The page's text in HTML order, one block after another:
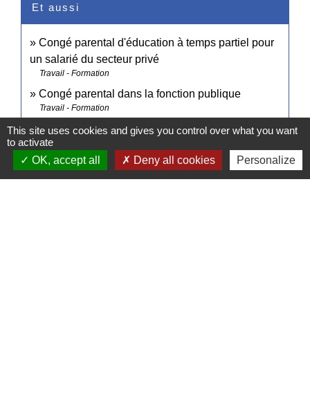
Et aussi
Congé parental d'éducation à temps partiel pour
un salarié du secteur privé
Travail - Formation
Congé parental dans la fonction publique
Travail - Formation
This site uses cookies and gives you control over what you want
to activate
OK, accept all
Deny all cookies Personalize